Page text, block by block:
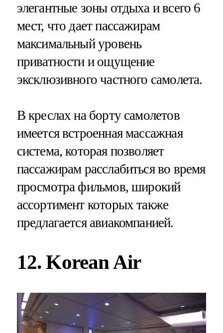
элегантные зоны отдыха и всего 6
мест, что дает пассажирам
максимальный уровень
приватности и ощущение
эксклюзивного частного самолета.
В креслах на борту самолетов
имеется встроенная массажная
система, которая позволяет
пассажирам расслабиться во время
просмотра фильмов, широкий
ассортимент которых также
предлагается авиакомпанией.
12. Korean Air